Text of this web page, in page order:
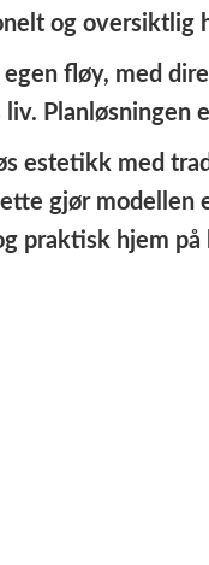
og oversiktlig
fløy, med
Planløsningen
estetikk med
gjør
praktisk hjem på